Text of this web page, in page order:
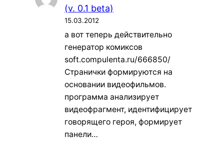
(v. 0.1 beta)
15.03.2012
а вот теперь действительно
генератор комиксов
soft.compulenta.ru/666850/
Странички формируются на
основании видеофильмов.
программа анализирует
видеофрагмент, идентифицирует
говорящего героя, формирует
панели…